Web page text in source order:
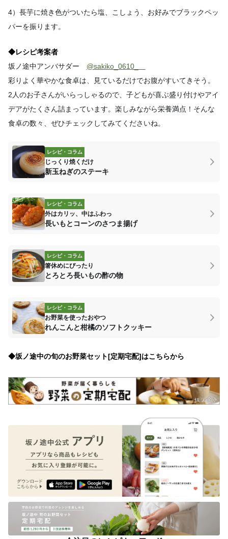
4）長芋に焼き色がついたら塩、こしょう、お好みでブラックペッ
パーを振ります。
◆レシピ考案者
坂ノ途中アンバサダー @sakiko_0610_
彩りよく華やかな食卓は、見ているだけでお腹がすいてきそう。
2人のお子さんがいらっしゃるので、子どもが喜ぶ盛り付けやアイ
デアがたくさん詰まっています。楽しみながら栄養満点！そんな
食卓の数々、ぜひチェックしてみてくださいね。
レシピ・コラム
じっくり焼くだけ
新玉ねぎのステーキ
レシピ・コラム
外はカリッ、中はふわっ
長いもとコーンのさつま揚げ
レシピ・コラム
箸休めにぴったり
とろとろ長いもの酢の物
レシピ・コラム
お野菜を使ったおやつ
れんこんと柑橘のソフトクッキー
◆坂ノ途中の旬のお野菜セット[定期宅配]はこちらから